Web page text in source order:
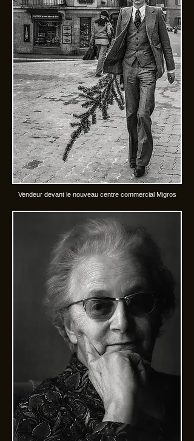
Vendeur devant le nouveau centre commercial Migros